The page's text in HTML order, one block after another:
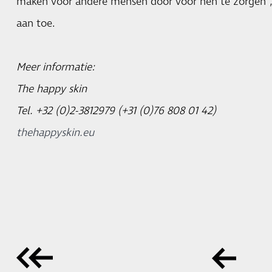
aan toe.
Meer informatie:
The happy skin
Tel. +32 (0)2-3812979 (+31 (0)76 808 01 42)
thehappyskin.eu